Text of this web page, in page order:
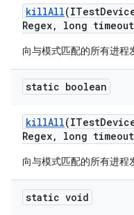
killAll(ITest
Regex, long timeout
向与模式匹配的所有进程
static boolean
killAll(ITest
Regex, long timeout
向与模式匹配的所有进程
static void